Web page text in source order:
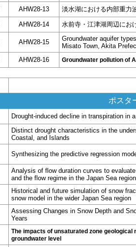
AHW28-13 淡水湖における内部重力
AHW28-14 水前寺・江津湖周辺にお
AHW28-15
Groundwater aquifer
Misato Town, Akita
AHW28-16 Groundwater pollution of
ポスタ
Drought-induced decline in transpiration in
Distinct drought characteristics in the
Coastal, and Islands
Synthesizing the predictive regression
Analysis of flow duration curves to
and the flow regime in the Japan Sea region
Historical and future simulation of snow
snow model in the wider Japan Sea region
Assessing Changes in Snow Depth and
Years
The impacts of unsaturated zone
groundwater level